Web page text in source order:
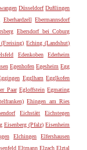
Düsseldorf Dußlingen
Eberhardzell Ebermannsdorf
Ebersdorf bei Coburg
Eching (Landshut)
Edenkoben
Ederheim
Egenhofen Egesheim Egg
Egglham Egglkofen
Paar Egloffstein Egmating
Ehingen am Ries
Eichstätt
Eichstegen
Eisenberg (Pfalz) Eisenheim
Elchingen
Elfershausen
Eltmann Elzach Elztal